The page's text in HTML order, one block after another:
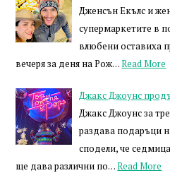
Дженсън Екълс и
супермаркетите в
влюбени оставиха
вечеря за деня на Рож…Read More
Джакс Джоунс
Джакс Джоунс за
раздава подаръци
сподели, че
ще дава различни по…Read More